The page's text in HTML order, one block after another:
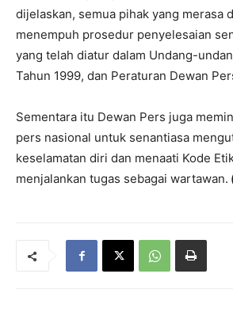
dijelaskan, semua pihak yang merasa
menempuh prosedur penyelesaian
yang telah diatur dalam Undang-
Tahun 1999, dan Peraturan Dewan
Sementara itu Dewan Pers juga
pers nasional untuk senantiasa
keselamatan diri dan menaati Kode
menjalankan tugas sebagai wartawan.